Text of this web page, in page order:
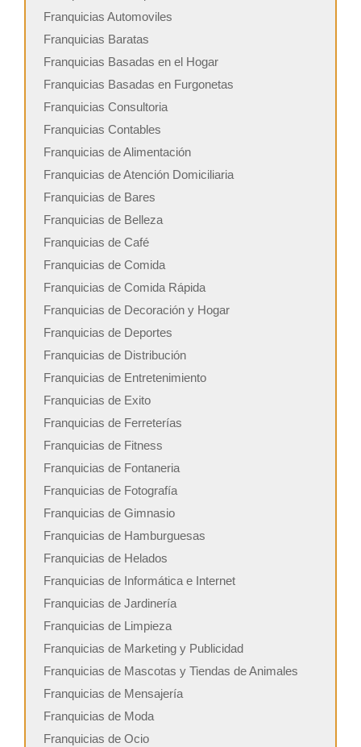
Franquicias Automoviles
Franquicias Baratas
Franquicias Basadas en el Hogar
Franquicias Basadas en Furgonetas
Franquicias Consultoria
Franquicias Contables
Franquicias de Alimentación
Franquicias de Atención Domiciliaria
Franquicias de Bares
Franquicias de Belleza
Franquicias de Café
Franquicias de Comida
Franquicias de Comida Rápida
Franquicias de Decoración y Hogar
Franquicias de Deportes
Franquicias de Distribución
Franquicias de Entretenimiento
Franquicias de Exito
Franquicias de Ferreterías
Franquicias de Fitness
Franquicias de Fontaneria
Franquicias de Fotografía
Franquicias de Gimnasio
Franquicias de Hamburguesas
Franquicias de Helados
Franquicias de Informática e Internet
Franquicias de Jardinería
Franquicias de Limpieza
Franquicias de Marketing y Publicidad
Franquicias de Mascotas y Tiendas de Animales
Franquicias de Mensajería
Franquicias de Moda
Franquicias de Ocio